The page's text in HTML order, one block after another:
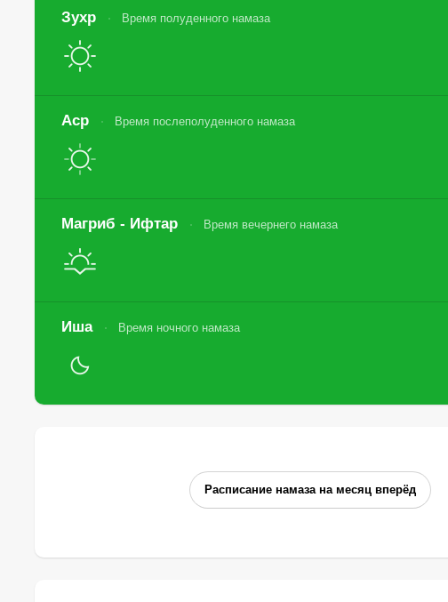
Зухр Время полуденного намаза
Аср Время послеполуденного намаза
Магриб - Ифтар Время вечернего намаза
Иша Время ночного намаза
Расписание намаза на месяц вперёд